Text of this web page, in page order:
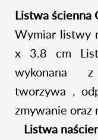
Listwa ścienna
Wymiar listwy
x 3.8 cm
wykonana z
tworzywa ,
zmywanie oraz
Listwa